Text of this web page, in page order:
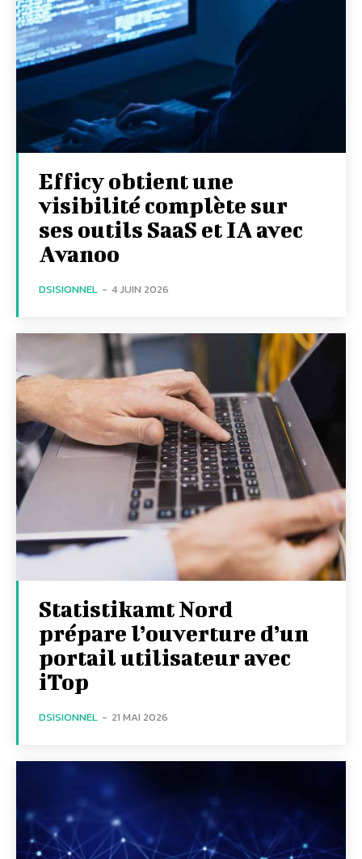
Efficy obtient une
visibilité complète sur
ses outils SaaS et IA avec
Avanoo
DSISIONNEL - 4 JUIN 2026
Statistikamt Nord
prépare l’ouverture d’un
portail utilisateur avec
iTop
DSISIONNEL - 21 MAI 2026